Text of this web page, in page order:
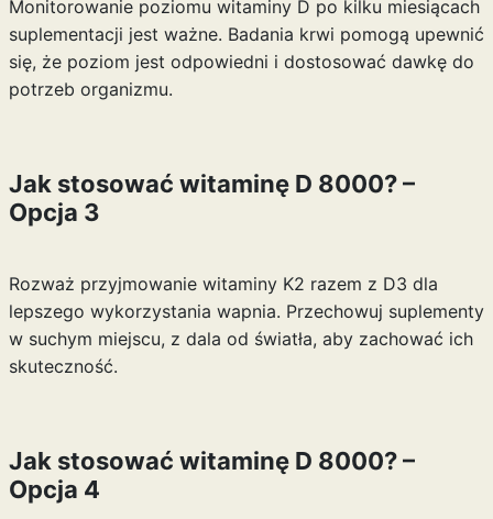
Monitorowanie poziomu witaminy D po kilku miesiącach
suplementacji jest ważne. Badania krwi pomogą upewnić
się, że poziom jest odpowiedni i dostosować dawkę do
potrzeb organizmu.
Jak stosować witaminę D 8000? –
Opcja 3
Rozważ przyjmowanie witaminy K2 razem z D3 dla
lepszego wykorzystania wapnia. Przechowuj suplementy
w suchym miejscu, z dala od światła, aby zachować ich
skuteczność.
Jak stosować witaminę D 8000? –
Opcja 4